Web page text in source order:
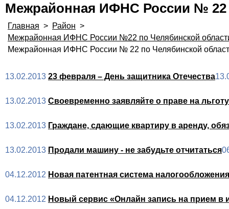
Межрайонная ИФНС России № 22
Главная > Район >
Межрайонная ИФНС России №22 по Челябинской
Межрайонная ИФНС России № 22 по Челябинской
13.02.2013 23 февраля – День защитника Отечества
13.02.2013 Своевременно заявляйте о праве на
13.02.2013 Граждане, сдающие квартиру в аренду,
13.02.2013 Продали машину - не забудьте отчитаться
04.12.2012 Новая патентная система налогообложения
04.12.2012 Новый сервис «Онлайн запись на прием в